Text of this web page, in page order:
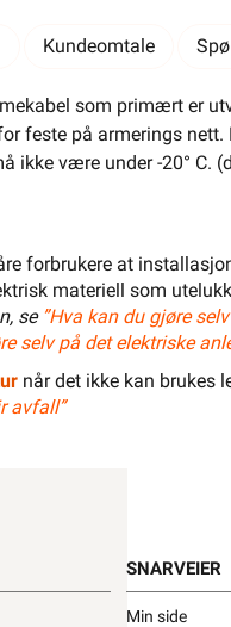
•
Elbillader
Kundeomtale
som primært er
feste på armerings
ikke være under -20°
forbrukere at
materiell som
se ”Hva kan du gjøre
selv på det elektriske
når det ikke kan brukes
avfall”
SNARVEIER
Min side